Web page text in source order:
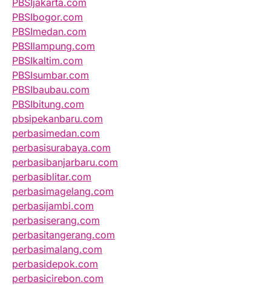
PBSIjakarta.com
PBSIbogor.com
PBSImedan.com
PBSIlampung.com
PBSIkaltim.com
PBSIsumbar.com
PBSIbaubau.com
PBSIbitung.com
pbsipekanbaru.com
perbasimedan.com
perbasisurabaya.com
perbasibanjarbaru.com
perbasiblitar.com
perbasimagelang.com
perbasijambi.com
perbasiserang.com
perbasitangerang.com
perbasimalang.com
perbasidepok.com
perbasicirebon.com